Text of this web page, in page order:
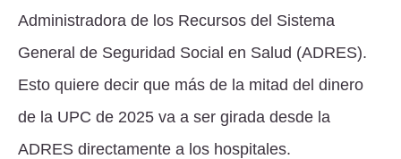
Administradora de los Recursos del Sistema
General de Seguridad Social en Salud (ADRES).
Esto quiere decir que más de la mitad del dinero
de la UPC de 2025 va a ser girada desde la
ADRES directamente a los hospitales.